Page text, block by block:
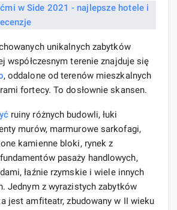
unikalnych zabytków
współczesnym terenie znajduje się
, oddalone od terenów mieszkalnych
fortecy. To dosłownie skansen.
ruiny różnych budowli, łuki
murów, marmurowe sarkofagi,
kamienne bloki, rynek z
pasaży handlowych,
łaźnie rzymskie i wiele innych
Jednym z wyrazistych zabytków
jest amfiteatr, zbudowany w II wieku